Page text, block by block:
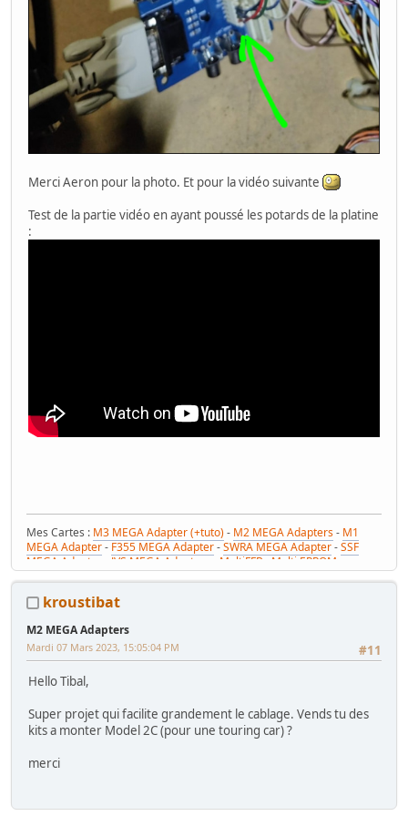
Merci Aeron pour la photo. Et pour la vidéo suivante
Test de la partie vidéo en ayant poussé les potards de la platine
:
Mes Cartes : M3 MEGA Adapter (+tuto) - M2 MEGA Adapters- M1
MEGA Adapter- F355 MEGA Adapter-SWRA MEGA Adapter-SSF
MEGA Adapter
JVS MEGA Adapters
MultiFFB : Multi EPROM pour
Driveboard SEGA-M2toM3-Coin Tower Mini-VR Button Panel
RaceCab Multi sur Initial D
Mes WIP :Fast & Furious Super Bikes
Crisis 4 DX-Pole Position Upright
kroustibat
M2 MEGA Adapters
#11
Mardi 07 Mars 2023, 15:05:04 PM
Hello Tibal,
Super projet qui facilite grandement le cablage. Vends tu des
kits a monter Model 2C (pour une touring car) ?
merci